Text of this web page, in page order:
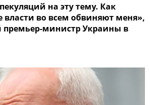
на эту тему. Как
власти во всем обвиняют меня»,
министр Украины в